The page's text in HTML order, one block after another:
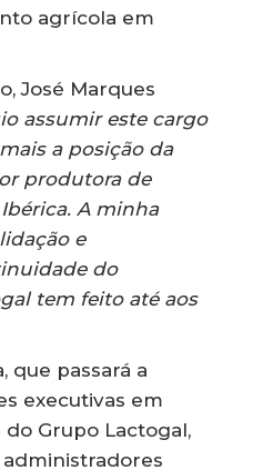
agrícola em
José Marques
assumir este cargo
a posição da
produtora de
A minha
e
do
tem feito até aos
que passará a
executivas em
Grupo Lactogal,